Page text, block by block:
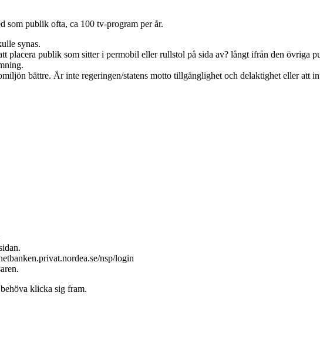
som publik ofta, ca 100 tv-program per år.
synas.
placera publik som sitter i permobil eller rullstol på sida av? långt ifrån den övriga
bättre. Är inte regeringen/statens motto tillgänglighet och delaktighet eller att
nsp/login
klicka sig fram.